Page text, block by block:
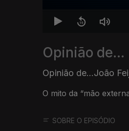
Opinião de...
Opinião de...João
O mito da “mão
SOBRE O EPISÓDIO